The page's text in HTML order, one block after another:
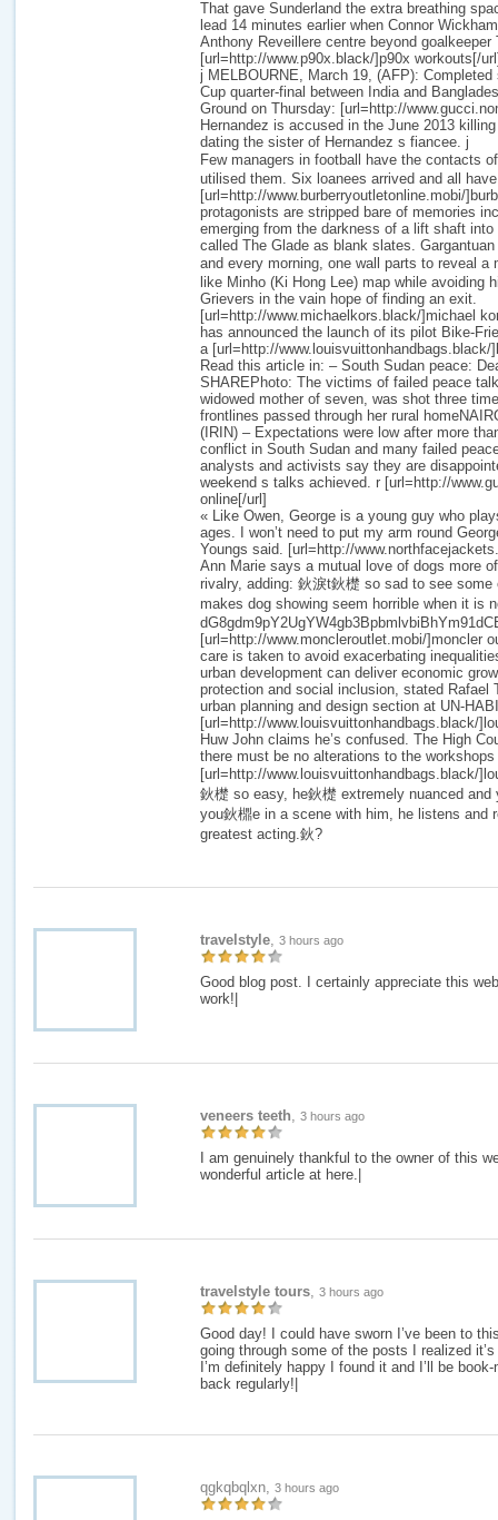
That gave Sunderland the extra breathing
lead 14 minutes earlier when Connor
Anthony Reveillere centre beyond goalkeeper
[url=http://www.p90x.black/]p90x workouts[/
j MELBOURNE, March 19, (AFP): Completed
Cup quarter-final between India and
Ground on Thursday: [url=http://
Hernandez is accused in the June 2013
dating the sister of Hernandez s fiancee. j
Few managers in football have the contacts
utilised them. Six loanees arrived and all
[url=http://www.burberryoutletonline.mobi/
protagonists are stripped bare of memories
emerging from the darkness of a lift shaft
called The Glade as blank slates.
and every morning, one wall parts to reveal a
like Minho (Ki Hong Lee) map while avoiding
Grievers in the vain hope of finding an exit.
[url=http://www.michaelkors.black/]michael
has announced the launch of its pilot Bike-
a [url=http://
Read this article in: – South Sudan peace:
SHAREPhoto: The victims of failed peace
widowed mother of seven, was shot three
frontlines passed through her rural
(IRIN) – Expectations were low after more
conflict in South Sudan and many failed
analysts and activists say they are
weekend s talks achieved. r [url=http://
online[/url]
« Like Owen, George is a young guy who
ages. I won’t need to put my arm round
Youngs said. [url=http://
Ann Marie says a mutual love of dogs more
rivalry, adding: 鈥淚t鈥檚 so sad to see
makes dog showing seem horrible when it is
[url=http://www.moncleroutlet.mobi/]moncler
care is taken to avoid exacerbating
urban development can deliver economic
protection and social inclusion, stated Rafael
urban planning and design section at UN-
[url=http://www.louisvuittonhandbags.black/
Huw John claims he’s confused. The High
there must be no alterations to the
[url=http://www.louisvuittonhandbags.black/
鈥檚 so easy, he鈥檚 extremely nuanced and
you鈥檙e in a scene with him, he listens and
greatest acting.鈥?
travelstyle, 3 hours ago
Good blog post. I certainly appreciate this
work!|
veneers teeth, 3 hours ago
I am genuinely thankful to the owner of this
wonderful article at here.|
travelstyle tours, 3 hours ago
Good day! I could have sworn I’ve been to
going through some of the posts I realized
I’m definitely happy I found it and I’ll be
back regularly!|
qgkqbqlxn, 3 hours ago